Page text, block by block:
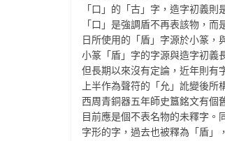
「口」的「古」字，造字初義則
「口」是強調盾不再表該物，
日所使用的「盾」字源於小篆，
小篆「盾」字的字源與造字初義
但長期以來沒有定論，近年則有
上半作為聲符的「允」訛變後所
西周青銅器五年師史簋銘文有個
目前應是個不表名物的未釋字。
字形的字，過去也被釋為「盾」